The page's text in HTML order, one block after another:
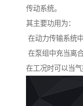
传动系统。
其主要功用为：
在动力传输系统
在泵组中充当离
在工况时可以当气